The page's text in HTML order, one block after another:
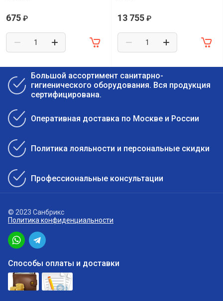
675 ₽ 13 755 ₽
Большой ассортимент санитарно-
гигиенического оборудования. Вся продукция
сертифицирована.
Оперативная доставка по Москве и России
Политика лояльности и персональные скидки
Профессиональные консультации
© 2023 Санбрикс
Политика конфиденциальности
Способы оплаты и доставки